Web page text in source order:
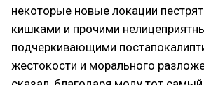
некоторые новые локации
кишками и прочими
подчеркивающими
жестокости и морального